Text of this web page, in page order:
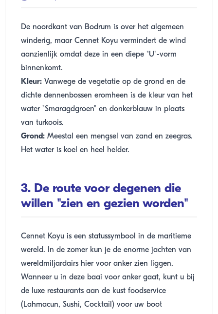
De noordkant van Bodrum is over het algemeen
winderig, maar Cennet Koyu vermindert de wind
aanzienlijk omdat deze in een diepe "U"-vorm
binnenkomt.
Kleur: Vanwege de vegetatie op de grond en de
dichte dennenbossen eromheen is de kleur van het
water "Smaragdgroen" en donkerblauw in plaats
van turkoois.
Grond: Meestal een mengsel van zand en zeegras.
Het water is koel en heel helder.
3. De route voor degenen die
willen "zien en gezien worden"
Cennet Koyu is een statussymbool in de maritieme
wereld. In de zomer kun je de enorme jachten van
wereldmiljardairs hier voor anker zien liggen.
Wanneer u in deze baai voor anker gaat, kunt u bij
de luxe restaurants aan de kust foodservice
(Lahmacun, Sushi, Cocktail) voor uw boot